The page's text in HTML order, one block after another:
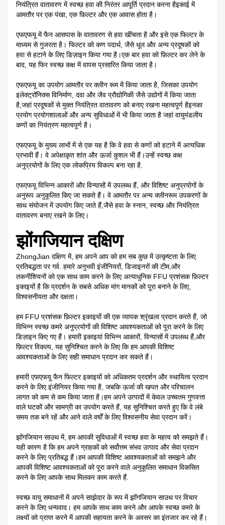
नियंत्रित वातावरण में स्वच्छ हवा की निरंतर आपूर्ति प्रदान करना हैइकाई में
आमतौर पर एक पंखा, एक फ़िल्टर और एक आवास होता है।
एफएफयू में फैन आसपास के वातावरण से हवा खींचता है और इसे एक फिल्टर के
माध्यम से गुजरता है। फिल्टर को कण पदार्थ, जैसे धूल और अन्य प्रदूषकों को
हवा से हटाने के लिए डिज़ाइन किया गया है।एक बार हवा को फ़िल्टर कर लेने के
बाद, यह फिर स्वच्छ कक्ष में वापस प्रसारित किया जाता है।
एफएफयू का उपयोग आमतौर पर क्लीन रूम में किया जाता है, जिसका उपयोग
इलेक्ट्रॉनिक्स विनिर्माण, दवा और जैव प्रौद्योगिकी जैसे उद्योगों में किया जाता
है,जहां प्रदूषकों से मुक्त नियंत्रित वातावरण को बनाए रखना महत्वपूर्ण हैइनका
प्रयोग प्रयोगशालाओं और अन्य सुविधाओं में भी किया जाता है जहां वायुमंडलीय
कणों का नियंत्रण महत्वपूर्ण है।
एफएफयू के मुख्य लाभों में से एक यह है कि वे हवा से कणों को हटाने में अत्यधिक
प्रभावी हैं। वे अपेक्षाकृत शांत और ऊर्जा कुशल भी हैं।उन्हें स्वच्छ कक्ष
अनुप्रयोगों के लिए एक लोकप्रिय विकल्प बना रहा है.
एफएफयू विभिन्न आकारों और विन्यासों में उपलब्ध हैं, और विशिष्ट अनुप्रयोगों के
अनुरूप अनुकूलित किए जा सकते हैं। वे आमतौर पर अन्य क्लीनरूम उपकरणों के
साथ संयोजन में उपयोग किए जाते हैं,जैसे हवा के स्नान, स्वच्छ और नियंत्रित
वातावरण बनाए रखने के लिए।
झोंगजियान दक्षिण
ZhongJian दक्षिण में, हम अपने आप को हम सब कुछ में उत्कृष्टता के लिए
प्रतिबद्धता पर गर्व. हमारे अनुभवी इंजीनियरों, डिजाइनरों की टीम,और
तकनीशियनों को एक साथ काम करने के लिए अत्याधुनिक FFU प्रशंसक फ़िल्टर
इकाइयों है कि प्रदर्शन के सबसे अधिक मांग मानकों को पूरा बनाने के लिए,
विश्वसनीयता और दक्षता।
हम FFU प्रशंसक फ़िल्टर इकाइयों की एक व्यापक श्रृंखला प्रदान करते हैं, जो
विभिन्न स्वच्छ कमरे अनुप्रयोगों की विशिष्ट आवश्यकताओं को पूरा करने के लिए
डिज़ाइन किए गए हैं। हमारी इकाइयां विभिन्न आकारों, विन्यासों में उपलब्ध हैं,और
फ़िल्टर विकल्प, यह सुनिश्चित करने के लिए कि हम आपकी विशिष्ट
आवश्यकताओं के लिए सही समाधान प्रदान कर सकते हैं।
हमारी एफएफयू फैन फिल्टर इकाइयों को अधिकतम प्रदर्शन और स्थायित्व प्रदान
करने के लिए इंजीनियर किया गया है, जबकि ऊर्जा की खपत और परिचालन
लागत को कम से कम किया जाता है।हम अपने उत्पादों में केवल उच्चतम गुणवत्ता
वाले घटकों और सामग्री का उपयोग करते हैं, यह सुनिश्चित करते हुए कि वे लंबे
समय तक बने रहें और आने वाले वर्षों के लिए विश्वसनीय सेवा प्रदान करें।
झोंगजियान साउथ में, हम आपकी सुविधाओं में स्वच्छ हवा के महत्व को समझते हैं।
यही कारण है कि हम अपने ग्राहकों को सर्वोत्तम संभव उत्पाद और सेवा प्रदान
करने के लिए प्रतिबद्ध हैं।हम आपकी विशिष्ट आवश्यकताओं को समझने और
आपकी विशिष्ट आवश्यकताओं को पूरा करने वाले अनुकूलित समाधान विकसित
करने के लिए आपके साथ मिलकर काम करते हैं.
स्वच्छ वायु समाधानों में अपने साझेदार के रूप में झोंगजियान साउथ पर विचार
करने के लिए धन्यवाद। हम आपके साथ काम करने और आपके स्वच्छ कमरे के
लक्ष्यों को प्राप्त करने में आपकी सहायता करने के अवसर का इंतजार कर रहे हैं।